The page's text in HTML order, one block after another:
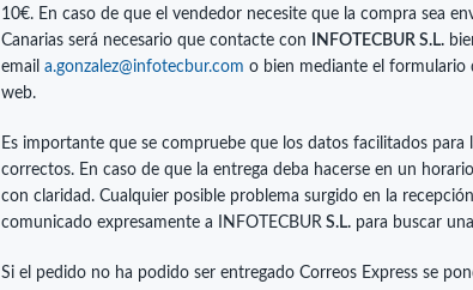
10€. En caso de que el vendedor necesite que la compra sea
Canarias será necesario que contacte con
INFOTECBUR S.L.
email a.gonzalez@infotecbur.com o bien mediante el formulario
web.
Es importante que se compruebe que los datos facilitados para
correctos. En caso de que la entrega deba hacerse en un
con claridad. Cualquier posible problema surgido en la
comunicado expresamente a INFOTECBUR S.L. para buscar
Si el pedido no ha podido ser entregado Correos Express se